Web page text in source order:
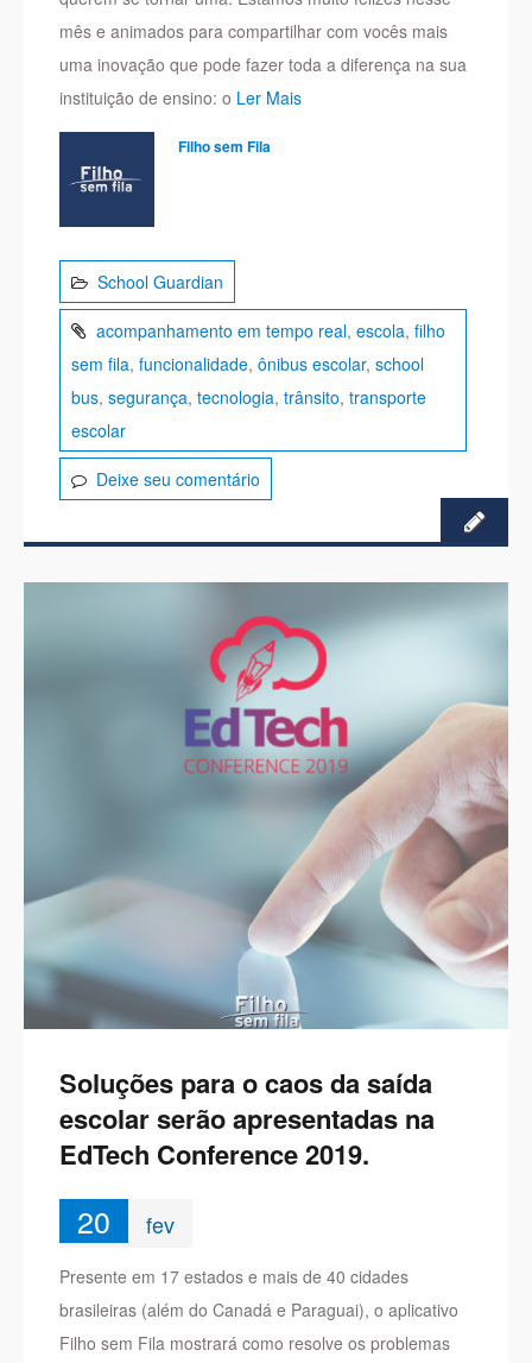
mês e animados para compartilhar com vocês mais
uma inovação que pode fazer toda a diferença na sua
instituição de ensino: o Ler Mais
Filho sem Fila
School Guardian
acompanhamento em tempo real,escola,filho
sem fila,funcionalidade,ônibus escolar,school
bus,segurança,tecnologia,trânsito,transporte
escolar
Deixe seu comentário
Soluções para o caos da saída
escolar serão apresentadas na
EdTech Conference 2019.
20 fev
Presente em 17 estados e mais de 40 cidades
brasileiras (além do Canadá e Paraguai), o aplicativo
Filho sem Fila mostrará como resolve os problemas